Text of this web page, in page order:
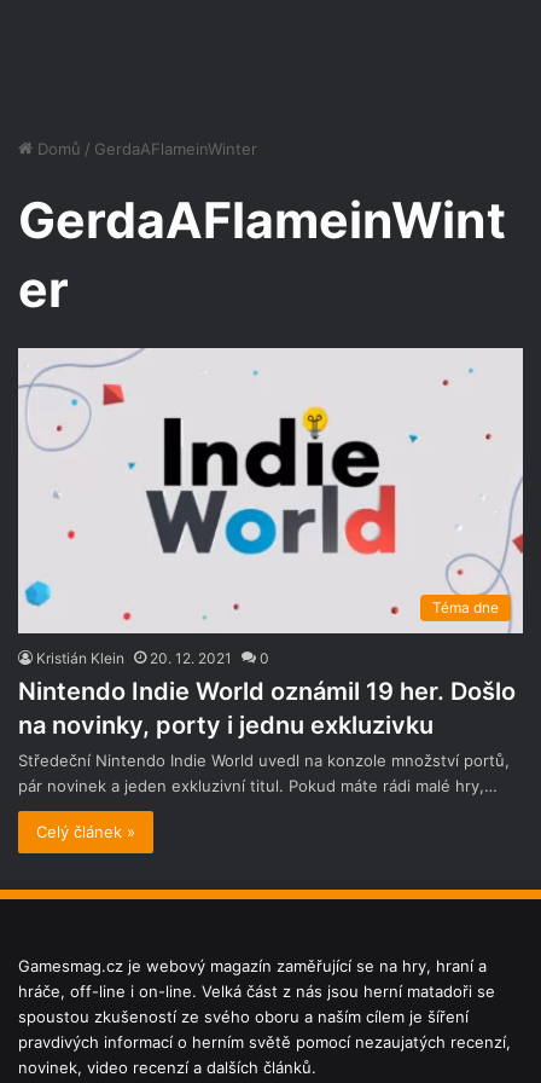
Domů / GerdaAFlameinWinter
GerdaAFlameinWint
er
Téma dne
Kristián Klein 20. 12. 2021 0
Nintendo Indie World oznámil 19 her. Došlo
na novinky, porty i jednu exkluzivku
Středeční Nintendo Indie World uvedl na konzole množství portů,
pár novinek a jeden exkluzivní titul. Pokud máte rádi malé hry,…
Celý článek »
Gamesmag.cz je webový magazín zaměřující se na hry, hraní a
hráče, off-line i on-line. Velká část z nás jsou herní matadoři se
spoustou zkušeností ze svého oboru a naším cílem je šíření
pravdivých informací o herním světě pomocí nezaujatých recenzí,
novinek, video recenzí a dalších článků.